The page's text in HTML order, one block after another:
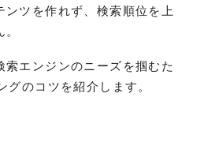
ンツを作れず、検索順位を上
索エンジンのニーズを掴むた
グのコツを紹介します。